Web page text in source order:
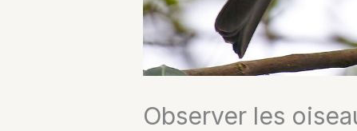
Observer les